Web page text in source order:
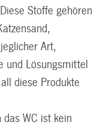
Stoffe gehören
Art,
und Lösungsmittel
diese Produkte
das WC ist kein